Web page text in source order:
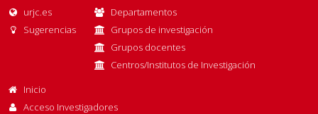
urjc.es
Sugerencias
Departamentos
Grupos de investigación
Grupos docentes
Centros/Institutos de Investigación
Inicio
Acceso Investigadores